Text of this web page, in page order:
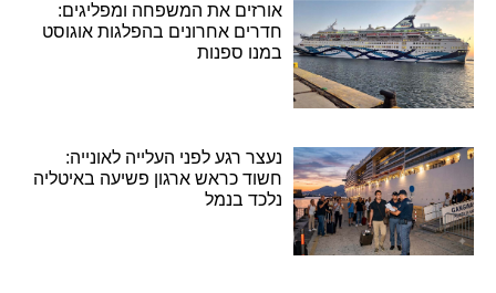
אורזים את המשפחה ומפליגים:
חדרים אחרונים בהפלגות אוגוסט
במנו ספנות
נעצר רגע לפני העלייה לאונייה:
חשוד כראש ארגון פשיעה באיטליה
נלכד בנמל